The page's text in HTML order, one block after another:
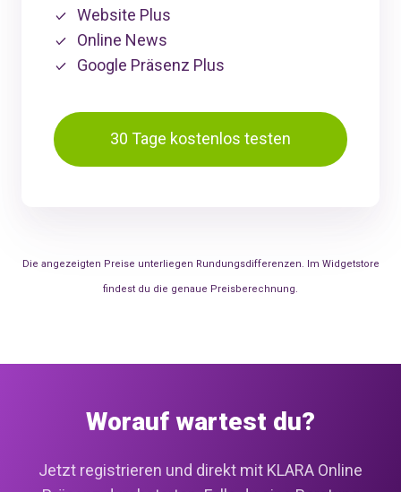
Website Plus
Online News
Google Präsenz Plus
30 Tage kostenlos testen
Die angezeigten Preise unterliegen Rundungsdifferenzen. Im Widgetstore
findest du die genaue Preisberechnung.
Worauf wartest du?
Jetzt registrieren und direkt mit KLARA Online